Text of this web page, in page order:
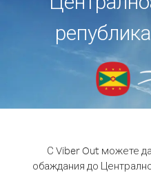
С Viber Out можете
обаждания до